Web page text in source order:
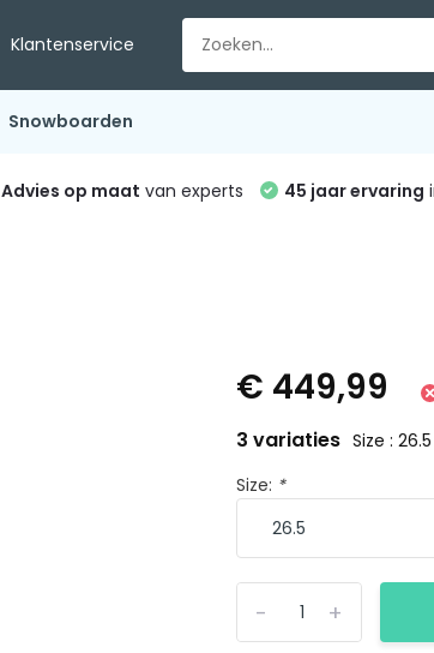
Klantenservice
Snowboarden
Advies op maat van experts 45 jaar ervaring
€ 449,99
3 variaties Size : 26.5
Size: *
+
-